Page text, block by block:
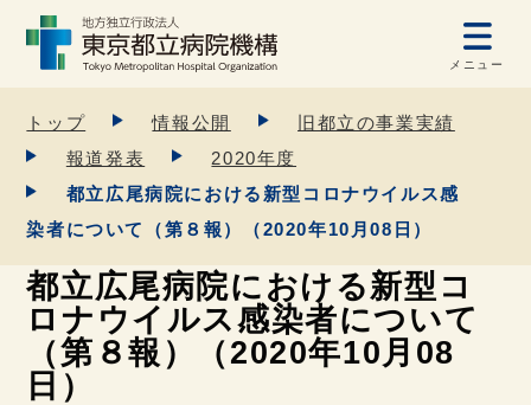
メニュー
トップ 情報公開
旧都立の事業実績
報道発表
2020年度
都立広尾病院における新型コロナウイルス感
染者について（第８報）（2020年10月08日）
都立広尾病院における新型コ
ロナウイルス感染者について
（第８報）（2020年10月08
日）